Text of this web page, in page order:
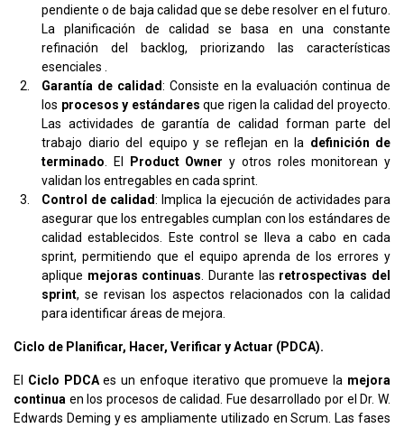
pendiente o de baja calidad que se debe resolver en el futuro.
La planificación de calidad se basa en una constante
refinación del backlog, priorizando las características
esenciales​ .
Garantía de calidad: Consiste en la evaluación continua de
los procesos y estándares que rigen la calidad del proyecto.
Las actividades de garantía de calidad forman parte del
trabajo diario del equipo y se reflejan en la definición de
terminado . El Product Owner y otros roles monitorean y
validan los entregables en cada sprint​.
Control de calidad: Implica la ejecución de actividades para
asegurar que los entregables cumplan con los estándares de
calidad establecidos. Este control se lleva a cabo en cada
sprint, permitiendo que el equipo aprenda de los errores y
aplique mejoras continuas . Durante las retrospectivas del
sprint, se revisan los aspectos relacionados con la calidad
para identificar áreas de mejora​.
Ciclo de Planificar, Hacer, Verificar y Actuar (PDCA).
El Ciclo PDCAes un enfoque iterativo que promueve la mejora
continua en los procesos de calidad. Fue desarrollado por el Dr. W.
Edwards Deming y es ampliamente utilizado en Scrum. Las fases